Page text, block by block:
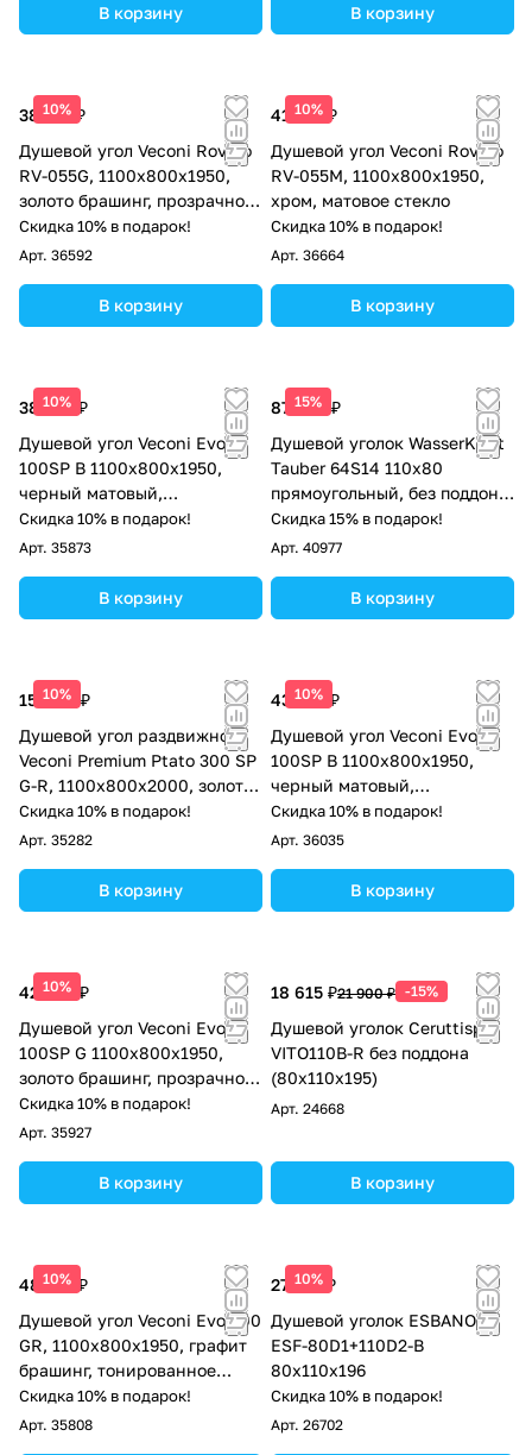
В корзину В корзину
10%
38 572 ₽
Душевой угол Veconi Rovigo
RV-055G, 1100х800х1950,
золото брашинг, прозрачное
стекло
Скидка 10% в подарок!
Арт. 36592
В корзину
10%
41 532 ₽
Душевой угол Veconi Rovigo
RV-055M, 1100х800х1950,
хром, матовое стекло
Скидка 10% в подарок!
Арт. 36664
В корзину
10%
38 100 ₽
Душевой угол Veconi Evo
100SP B 1100х800x1950,
черный матовый,
прозрачное стекло
Скидка 10% в подарок!
Арт. 35873
В корзину
15%
87 000 ₽
Душевой уголок WasserKraft
Tauber 64S14 110х80
прямоугольный, без поддона,
прозрачное стекло, никель
Скидка 15% в подарок!
Арт. 40977
В корзину
10%
157 113 ₽
Душевой угол раздвижной
Veconi Premium Ptato 300 SP
G-R, 1100х800x2000, золото
брашированный, стекло
прозрачное
Скидка 10% в подарок!
Арт. 35282
В корзину
10%
43 697 ₽
Душевой угол Veconi Evo
100SP B 1100х800x1950,
черный матовый,
тонированное стекло
Скидка 10% в подарок!
Арт. 36035
В корзину
10%
42 624 ₽
Душевой угол Veconi Evo
100SP G 1100х800x1950,
золото брашинг, прозрачное
стекло
Скидка 10% в подарок!
Арт. 35927
В корзину
18 615 ₽21 900 ₽ -15%
Душевой уголок Ceruttispa
VITO110B-R без поддона
(80x110x195)
Арт. 24668
В корзину
10%
48 136 ₽
Душевой угол Veconi Evo 300
GR, 1100х800x1950, графит
брашинг, тонированное
матовое стекло
Скидка 10% в подарок!
Арт. 35808
10%
27 413 ₽
Душевой уголок ESBANO
ESF-80D1+110D2-B
80х110х196
Скидка 10% в подарок!
Арт. 26702